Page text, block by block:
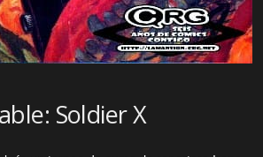
Soldier X